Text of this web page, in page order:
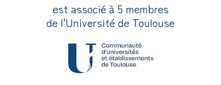
est associé à 5 membres
de l'Université de Toulouse